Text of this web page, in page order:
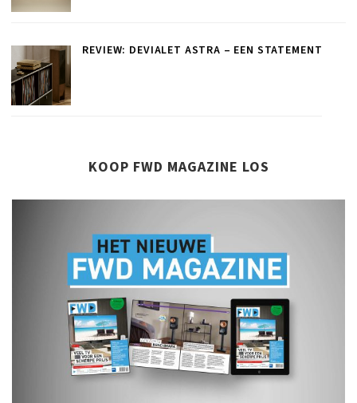
REVIEW: DEVIALET ASTRA – EEN STATEMENT
KOOP FWD MAGAZINE LOS